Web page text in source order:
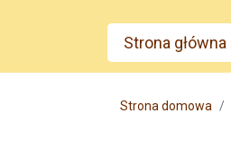
Main menu
Strona główna
Strona domowa